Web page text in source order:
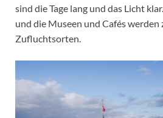
sind die Tage lang und das Licht
und die Museen und Cafés werden
Zufluchtsorten.